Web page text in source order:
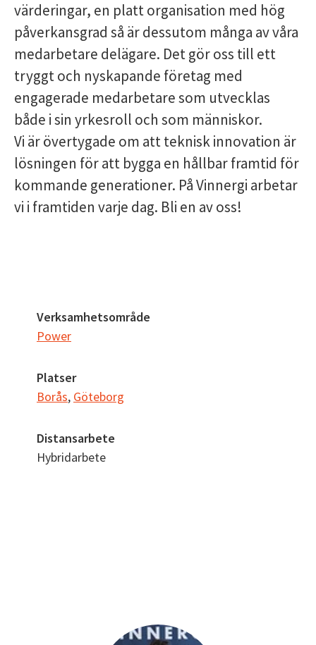
värderingar, en platt organisation med hög
påverkansgrad så är dessutom många av våra
medarbetare delägare. Det gör oss till ett
tryggt och nyskapande företag med
engagerade medarbetare som utvecklas
både i sin yrkesroll och som människor.
Vi är övertygade om att teknisk innovation är
lösningen för att bygga en hållbar framtid för
kommande generationer. På Vinnergi arbetar
vi i framtiden varje dag. Bli en av oss!
Verksamhetsområde
Power
Platser
Borås, Göteborg
Distansarbete
Hybridarbete